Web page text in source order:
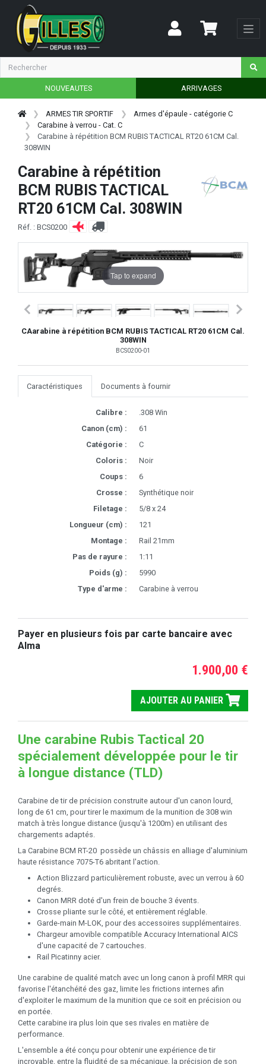
NOUVEAUTES ARRIVAGES
ARMES TIR SPORTIF
Armes d'épaule - catégorie C
Carabine à verrou - Cat. C
Carabine à répétition BCM RUBIS TACTICAL RT20 61CM Cal.
308WIN
Carabine à répétition
BCM RUBIS TACTICAL
RT20 61CM Cal. 308WIN
Réf. : BCS0200
Tap to expand
CAarabine à répétition BCM RUBIS TACTICAL RT20 61CM Cal.
308WIN
BCS0200-01
Caractéristiques Documents à fournir
Calibre :
.308 Win
Canon (cm) :
61
Catégorie :
C
Coloris :
Noir
Coups :
6
Crosse :
Synthétique noir
Filetage :
5/8 x 24
Longueur (cm) :
121
Montage :
Rail 21mm
Pas de rayure :
1:11
Poids (g) :
5990
Type d'arme :
Carabine à verrou
Payer en plusieurs fois par carte bancaire avec
Alma
1.900,00 €
AJOUTER AU PANIER
Une carabine Rubis Tactical 20
spécialement développée pour le tir
à longue distance (TLD)
Carabine de tir de précision construite autour d'un canon lourd,
long de 61 cm, pour tirer le maximum de la munition de 308 win
match à très longue distance (jusqu'à 1200m) en utilisant des
chargements adaptés.
La Carabine BCM RT-20 possède un châssis en alliage d'aluminium
haute résistance 7075-T6 abritant l'action.
Action Blizzard particulièrement robuste, avec un verrou à 60
degrés.
Canon MRR doté d'un frein de bouche 3 évents.
Crosse pliante sur le côté, et entièrement réglable.
Garde-main M-LOK, pour des accessoires supplémentaires.
Chargeur amovible compatible Accuracy International AICS
d'une capacité de 7 cartouches.
Rail Picatinny acier.
Une carabine de qualité match avec un long canon à profil MRR qui
favorise l'étanchéité des gaz, limite les frictions internes afin
d'exploiter le maximum de la munition que ce soit en précision ou
en portée.
Cette carabine ira plus loin que ses rivales en matière de
performance.
L'ensemble a été conçu pour obtenir une expérience de tir
incroyable, entre la fluidité de sa mécanique, la précision de son